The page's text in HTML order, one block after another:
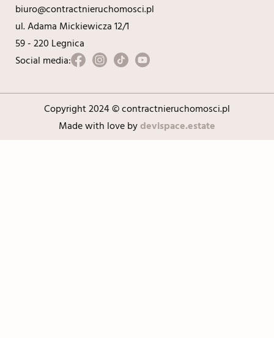
biuro@contractnieruchomosci.pl
ul. Adama Mickiewicza 12/1
59 - 220 Legnica
Social media:
Copyright 2024 © contractnieruchomosci.pl
Made with love bydevispace.estate